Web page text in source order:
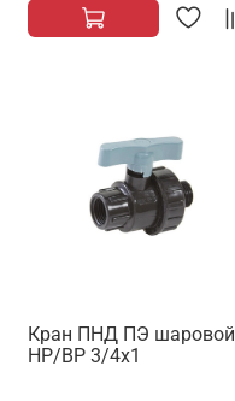
Кран ПНД ПЭ шаровой
НР/ВР 3/4х1